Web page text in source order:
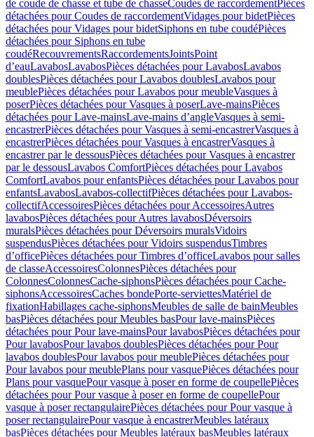
de coude de chasse et tube de chasseCoudes de raccordementPièces
détachées pour Coudes de raccordementVidages pour bidetPièces
détachées pour Vidages pour bidetSiphons en tube coudéPièces
détachées pour Siphons en tube
coudéRecouvrementsRaccordementsJointsPoint
d’eauLavabosLavabosPièces détachées pour LavabosLavabos
doublesPièces détachées pour Lavabos doublesLavabos pour
meublePièces détachées pour Lavabos pour meubleVasques à
poserPièces détachées pour Vasques à poserLave-mainsPièces
détachées pour Lave-mainsLave-mains d’angleVasques à semi-
encastrerPièces détachées pour Vasques à semi-encastrerVasques à
encastrerPièces détachées pour Vasques à encastrerVasques à
encastrer par le dessousPièces détachées pour Vasques à encastrer
par le dessousLavabos ComfortPièces détachées pour Lavabos
ComfortLavabos pour enfantsPièces détachées pour Lavabos pour
enfantsLavabosLavabos-collectifPièces détachées pour Lavabos-
collectifAccessoiresPièces détachées pour AccessoiresAutres
lavabosPièces détachées pour Autres lavabosDéversoirs
muralsPièces détachées pour Déversoirs muralsVidoirs
suspendusPièces détachées pour Vidoirs suspendusTimbres
dʼofficePièces détachées pour Timbres dʼofficeLavabos pour salles
de classeAccessoiresColonnesPièces détachées pour
ColonnesColonnesCache-siphonsPièces détachées pour Cache-
siphonsAccessoiresCaches bondePorte-serviettesMatériel de
fixationHabillages cache-siphonsMeubles de salle de bainMeubles
basPièces détachées pour Meubles basPour lave-mainsPièces
détachées pour Pour lave-mainsPour lavabosPièces détachées pour
Pour lavabosPour lavabos doublesPièces détachées pour Pour
lavabos doublesPour lavabos pour meublePièces détachées pour
Pour lavabos pour meublePlans pour vasquePièces détachées pour
Plans pour vasquePour vasque à poser en forme de coupellePièces
détachées pour Pour vasque à poser en forme de coupellePour
vasque à poser rectangulairePièces détachées pour Pour vasque à
poser rectangulairePour vasque à encastrerMeubles latéraux
basPièces détachées pour Meubles latéraux basMeubles latéraux